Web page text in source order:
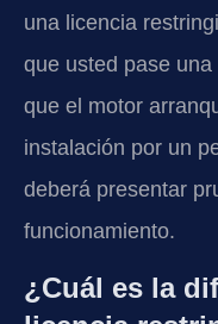
una licencia
que usted pase
que el motor
instalación por un
deberá presentar
funcionamiento.
¿Cuál es la